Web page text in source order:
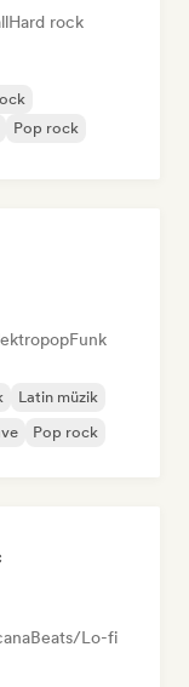
Hard rock
Pop rock
Funk
Latin müzik
Pop rock
Beats/Lo-fi